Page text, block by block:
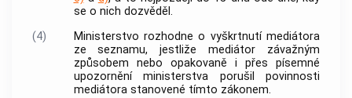
se o nich dozvěděl.
(4)
Ministerstvo rozhodne o vyškrtnutí mediátora
zeseznamu, jestliže mediátor závažným
způsobem nebo opakovaně i přes písemné
upozornění ministerstva porušil povinnosti
mediátora stanovené tímto zákonem.